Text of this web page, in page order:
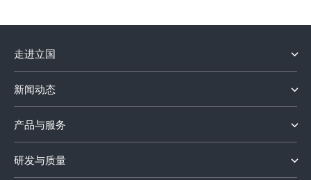
走进立国
新闻动态
产品与服务
研发与质量